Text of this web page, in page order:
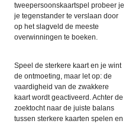
tweepersoonskaartspel probeer je
je tegenstander te verslaan door
op het slagveld de meeste
overwinningen te boeken.
Speel de sterkere kaart en je wint
de ontmoeting, maar let op: de
vaardigheid van de zwakkere
kaart wordt geactiveerd. Achter de
zoektocht naar de juiste balans
tussen sterkere kaarten spelen en